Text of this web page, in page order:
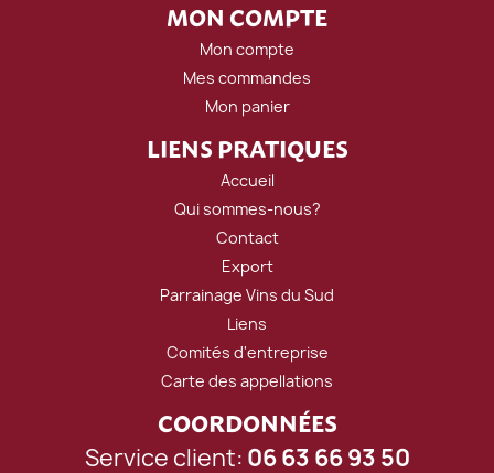
MON COMPTE
Mon compte
Mes commandes
Mon panier
LIENS PRATIQUES
Accueil
Qui sommes-nous?
Contact
Export
Parrainage Vins du Sud
Liens
Comités d'entreprise
Carte des appellations
COORDONNÉES
Service client: 06 63 66 93 50